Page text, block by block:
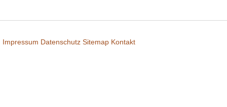
Impressum Datenschutz Sitemap Kontakt